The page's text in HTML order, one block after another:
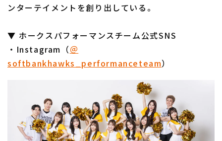
ンターテイメントを創り出している。
▼ ホークスパフォーマンスチーム公式SNS
・Instagram（＠
softbankhawks_performanceteam）